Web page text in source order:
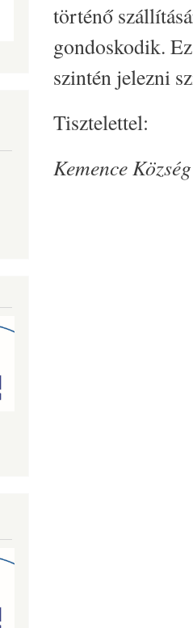
történő
gondoskodik.
szintén jelezni
Tisztelettel:
Kemence